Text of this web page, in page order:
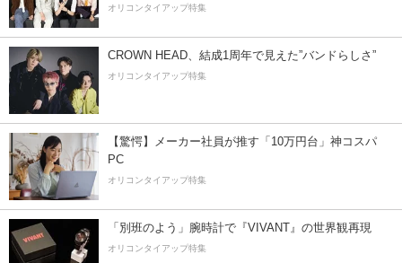
オリコンタイアップ特集
CROWN HEAD、結成1周年で見えた”バンドらしさ”
オリコンタイアップ特集
【驚愕】メーカー社員が推す「10万円台」神コスパ
PC
オリコンタイアップ特集
「別班のよう」腕時計で『VIVANT』の世界観再現
オリコンタイアップ特集